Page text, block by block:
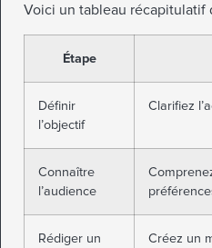
Voici un tableau récapitulatif
Étape
Définir
l’objectif
Clarifiez
Connaître
l’audience
Rédiger un
Créez un